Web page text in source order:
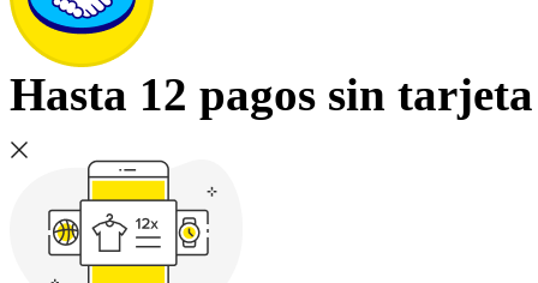
Hasta 12 pagos sin tarjeta